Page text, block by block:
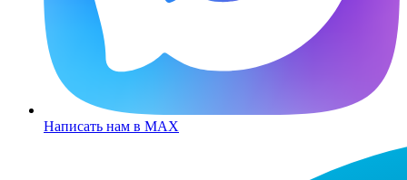
Написать нам в MAX